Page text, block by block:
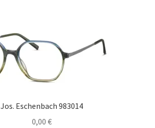
Jos. Eschenbach 983014
0,00 €